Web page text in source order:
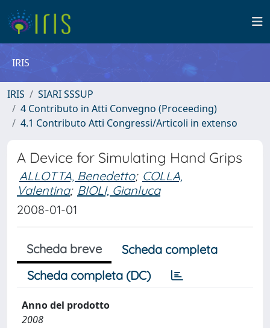
IRIS
IRIS
SIARI SSSUP
4 Contributo in Atti Convegno (Proceeding)
4.1 Contributo Atti Congressi/Articoli in extenso
A Device for Simulating Hand Grips
ALLOTTA, Benedetto; COLLA,
Valentina; BIOLI, Gianluca
2008-01-01
Scheda breve
Scheda completa
Scheda completa (DC)
Anno del prodotto
2008